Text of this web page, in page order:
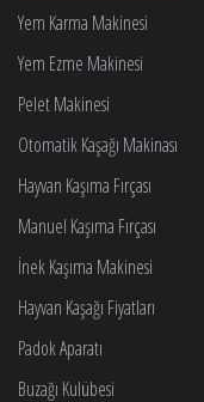
Yem Karma Makinesi
Yem Ezme Makinesi
Pelet Makinesi
Otomatik Kaşağı Makinası
Hayvan Kaşıma Fırçası
Manuel Kaşıma Fırçası
İnek Kaşıma Makinesi
Hayvan Kaşağı Fiyatları
Padok Aparatı
Buzağı Kulübesi